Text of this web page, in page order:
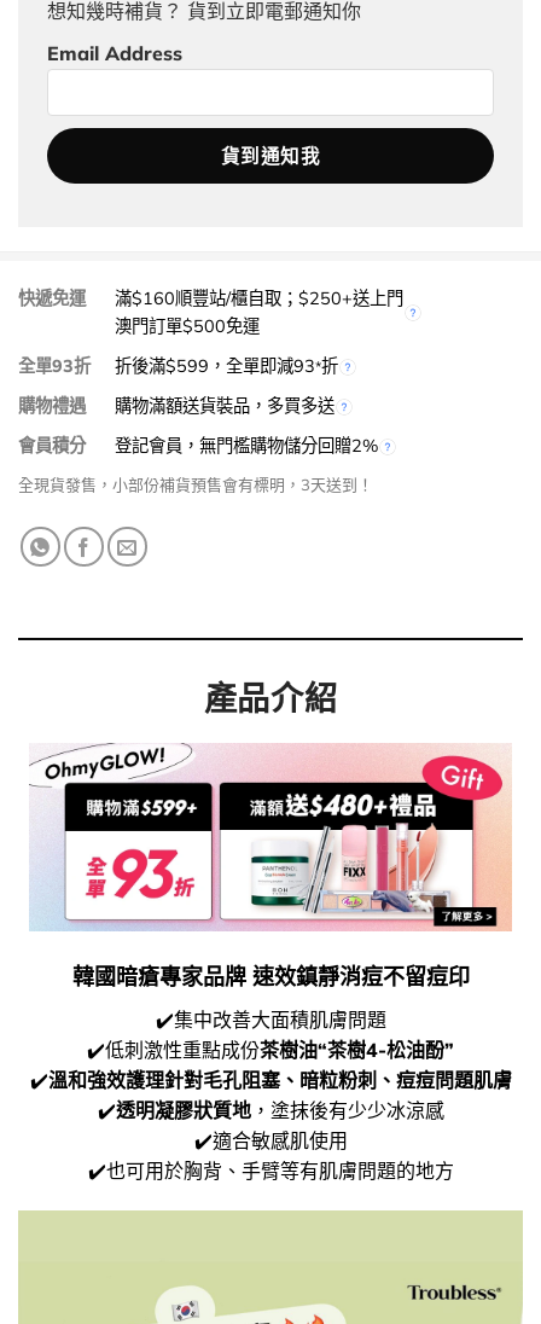
想知幾時補貨？ 貨到立即電郵通知你
Email Address
快遞免運
滿$160順豐站/櫃自取；$250+送上門
澳門訂單$500免運
全單93折
折後滿$599，全單即減93*折
購物禮遇
購物滿額送貨裝品，多買多送
會員積分
登記會員，無門檻購物儲分回贈2%
全現貨發售，小部份補貨預售會有標明，3天送到！
產品介紹
韓國暗瘡專家品牌 速效鎮靜消痘不留痘印
✔️集中改善大面積肌膚問題
✔️低刺激性重點成份茶樹油“茶樹4-松油酚”
✔️溫和強效護理針對毛孔阻塞、暗粒粉刺、痘痘問題肌膚
✔️透明凝膠狀質地，塗抹後有少少冰涼感
✔️適合敏感肌使用
✔️也可用於胸背、手臂等有肌膚問題的地方